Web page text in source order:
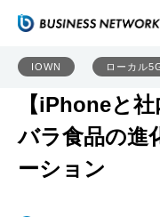
IOWN ローカル
【iPhoneと
バラ食品の進
ーション